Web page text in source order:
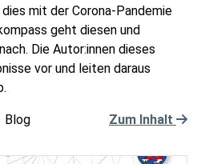
mit der Corona-Pandemie
geht diesen und
Die Autor:innen dieses
vor und leiten daraus
Blog Zum Inhalt